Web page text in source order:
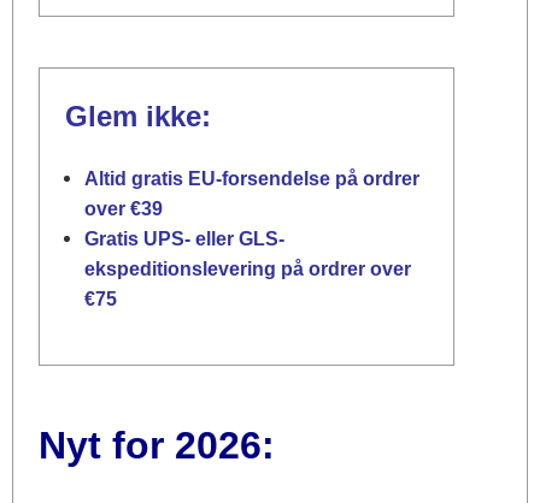
Glem ikke:
Altid gratis EU-forsendelse på ordrer
over €39
Gratis UPS- eller GLS-
ekspeditionslevering på ordrer over
€75
Nyt for 2026: